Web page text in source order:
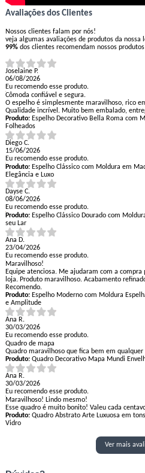
Avaliações dos Clientes
Nossos clientes falam por nós!
veja algumas avaliações de produtos da nossa
99% dos clientes recomendam nossos produtos
Joselaine P.
06/08/2026
Eu recomendo esse produto.
Cômoda confiável e segura.
O espelho é simplesmente maravilhoso, rico
Qualidade incrível. Muito bem embalado,
Produto:Espelho Decorativo Bella Roma com
Folheados
Diego C.
15/06/2026
Eu recomendo esse produto.
Produto:Espelho Clássico com Moldura em
Elegância e Luxo
Dayse C.
08/06/2026
Eu recomendo esse produto.
Produto:Espelho Clássico Dourado com
seu Lar
Ana D.
23/04/2026
Eu recomendo esse produto.
Maravilhoso!
Equipe atenciosa. Me ajudaram com a compra
loja. Produto maravilhoso. Acabamento
Recomendo.
Produto:Espelho Moderno com Moldura
e Amplitude
Ana R.
30/03/2026
Eu recomendo esse produto.
Quadro de mapa
Quadro maravilhoso que fica bem em qualquer
Produto:Quadro Decorativo Mapa Mundi
Ana R.
30/03/2026
Eu recomendo esse produto.
Maravilhoso! Lindo mesmo!
Esse quadro é muito bonito! Valeu cada
Produto:Quadro Abstrato Arte Luxuosa em
Vidro
Ver mais